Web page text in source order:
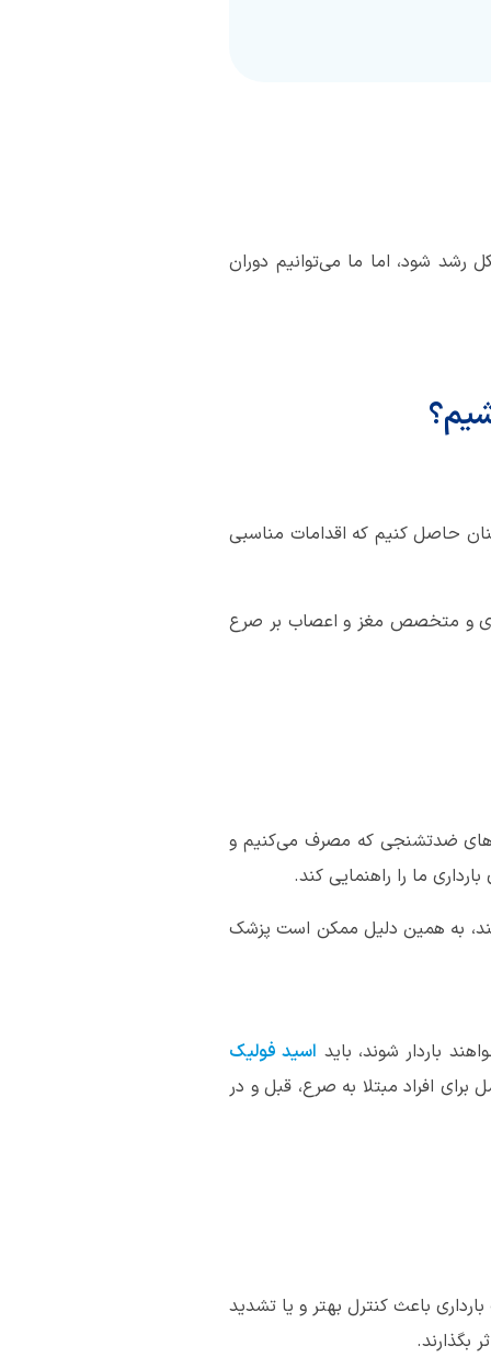
شود، اما ما می‌توانیم دوران
حاصل کنیم که اقدامات مناسبی
و متخصص مغز و اعصاب بر صرع
ضدتشنجی که مصرف می‌کنیم و
ما را راهنمایی کند.
به همین دلیل ممکن است پزشک
باردار شوند، باید اسید فولیک
افراد مبتلا به صرع، قبل و در
باعث کنترل بهتر و یا تشدید